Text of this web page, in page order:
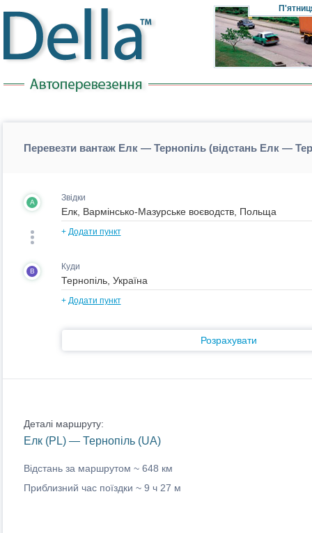
Перевезти вантаж Елк — Тернопіль (відстань Елк —
A Звідки
+ Додати пункт
B Куди
+ Додати пункт
Розрахувати
Деталі маршруту:
Елк (PL) — Тернопіль (UA)
Відстань за маршрутом ~ 648 км
Приблизний час поїздки ~ 9 ч 27 м